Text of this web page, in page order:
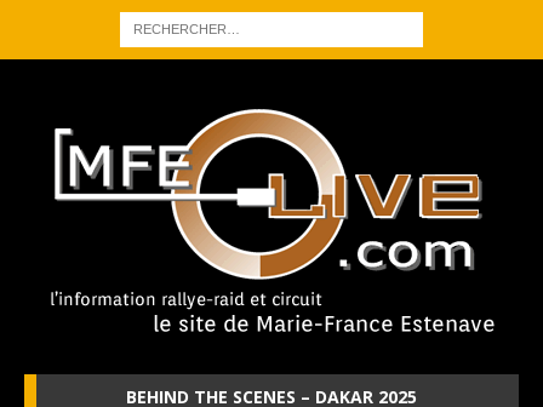
BEHIND THE SCENES – DAKAR 2025